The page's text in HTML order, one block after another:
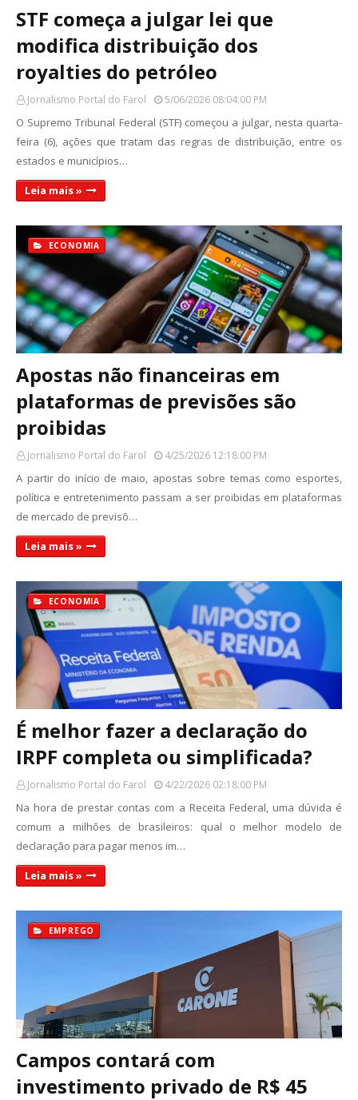
STF começa a julgar lei que
modifica distribuição dos
royalties do petróleo
Jornalismo Portal do Farol 5/06/2026 08:04:00 PM
O Supremo Tribunal Federal (STF) começou a julgar, nesta quarta-
feira (6), ações que tratam das regras de distribuição, entre os
estados e municípios…
Leia mais »
ECONOMIA
Apostas não financeiras em
plataformas de previsões são
proibidas
Jornalismo Portal do Farol 4/25/2026 12:18:00 PM
A partir do início de maio, apostas sobre temas como esportes,
política e entretenimento passam a ser proibidas em plataformas
de mercado de previsõ…
Leia mais »
ECONOMIA
É melhor fazer a declaração do
IRPF completa ou simplificada?
Jornalismo Portal do Farol 4/22/2026 02:18:00 PM
Na hora de prestar contas com a Receita Federal, uma dúvida é
comum a milhões de brasileiros: qual o melhor modelo de
declaração para pagar menos im…
Leia mais »
EMPREGO
Campos contará com
investimento privado de R$ 45